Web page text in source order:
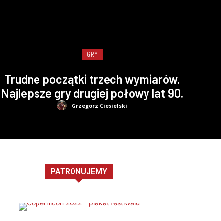
GRY
Trudne początki trzech wymiarów.
Najlepsze gry drugiej połowy lat 90.
Grzegorz Ciesielski
PATRONUJEMY